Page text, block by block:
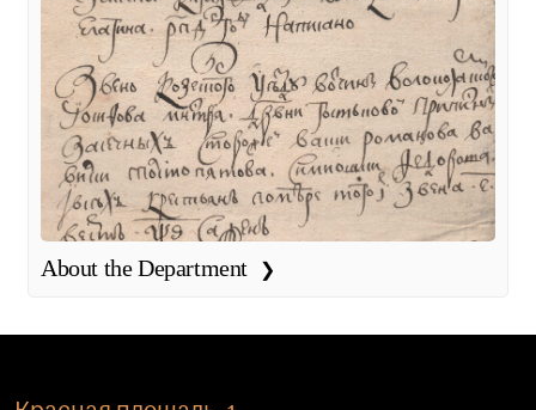
About the Department